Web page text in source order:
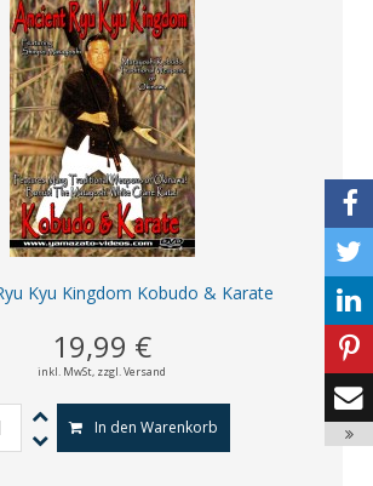
Kyu Kingdom Kobudo & Karate
19,99 €
inkl. MwSt, zzgl. Versand
In den Warenkorb